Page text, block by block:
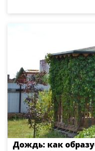
Дождь: как